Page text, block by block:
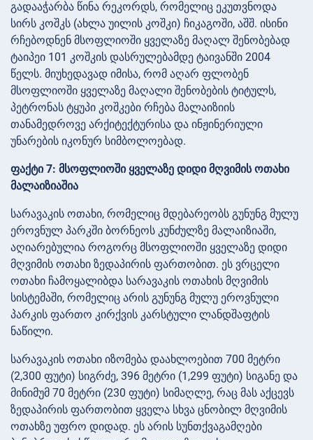
გადააჭარბა წინა რეკორდს, რომელიც ეკუთვნოდა
სირს კოშკს (ახლა უილის კოშკი) ჩიკაგოში, აშშ. ისინი
რჩებოდნენ მსოფლიოში ყველაზე მაღალ შენობებად
ტაიპეი 101 კოშკის დასრულებამდე ტაივანში 2004
წელს. მიუხედავად იმისა, რომ აღარ ფლობენ
მსოფლიოში ყველაზე მაღალი შენობების ტიტულს,
პეტრონას ტყუპი კოშკები რჩება მალაიზიის
თანამედროვე არქიტექტურისა და ინჟინერიული
უნარების იკონურ სიმბოლოებად.
ფაქტი 7: მსოფლიოში ყველაზე დიდი მღვიმის ოთახი
მალაიზიაშია
სარავაკის ოთახი, რომელიც მდებარეობს გუნუნგ მულუ
ეროვნულ პარკში ბორნეოს კუნძულზე მალაიზიაში,
აღიარებულია როგორც მსოფლიოში ყველაზე დიდი
მღვიმის ოთახი ზედაპირის ფართობით. ეს ვრცელი
ოთახი ჩამოყალიბდა სარავაკის ოთახის მღვიმის
სისტემაში, რომელიც არის გუნუნგ მულუ ეროვნული
პარკის ფართო კირქვის კარსტული ლანდშაფტის
ნაწილი.
სარავაკის ოთახი იზომება დაახლოებით 700 მეტრი
(2,300 ფუტი) სიგრძე, 396 მეტრი (1,299 ფუტი) სიგანე და
მინიმუმ 70 მეტრი (230 ფუტი) სიმაღლე, რაც მას აქცევს
ზედაპირის ფართობით ყველა სხვა ცნობილ მღვიმის
ოთახზე უფრო დიდად. ეს არის სუნთქვაგამღები